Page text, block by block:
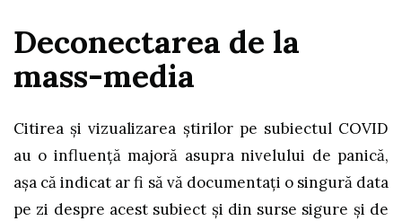
Deconectarea de la
mass-media
Citirea și vizualizarea știrilor pe subiectul COVID
au o influență majoră asupra nivelului de panică,
așa că indicat ar fi să vă documentați o singură data
pe zi despre acest subiect și din surse sigure și de